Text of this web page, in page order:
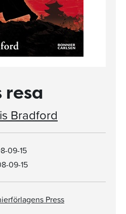
resa
Bradford
09-15
09-15
Press